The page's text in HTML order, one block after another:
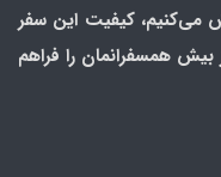
می‌کنیم، کیفیت این سفر
همسفرانمان را فراهم